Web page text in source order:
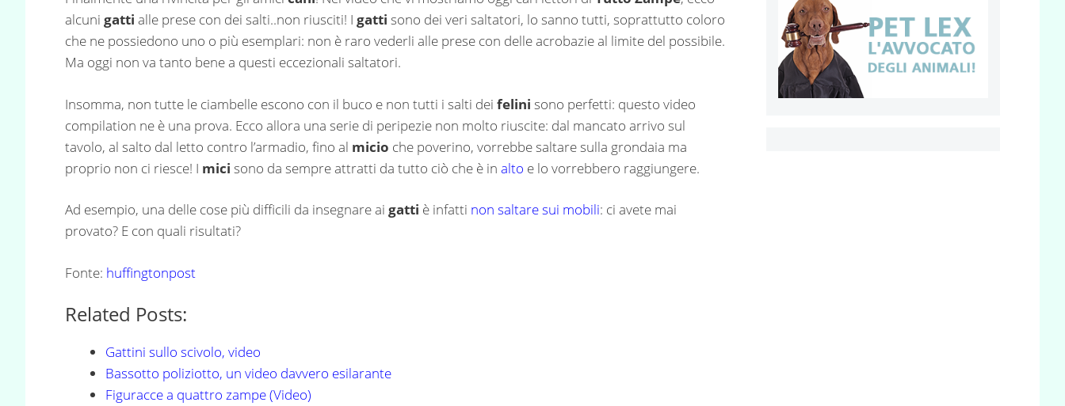
alcuni gatti alle prese con dei salti..non riusciti! I gatti sono dei veri saltatori, lo sanno tutti, soprattutto coloro
che ne possiedono uno o più esemplari: non è raro vederli alle prese con delle acrobazie al limite del possibile.
Ma oggi non va tanto bene a questi eccezionali saltatori.
Insomma, non tutte le ciambelle escono con il buco e non tutti i salti dei felini sono perfetti: questo video
compilation ne è una prova. Ecco allora una serie di peripezie non molto riuscite: dal mancato arrivo sul
tavolo, al salto dal letto contro l’armadio, fino al micio che poverino, vorrebbe saltare sulla grondaia ma
proprio non ci riesce! I mici sono da sempre attratti da tutto ciò che è in alto e lo vorrebbero raggiungere.
Ad esempio, una delle cose più difficili da insegnare ai gatti è infatti non saltare sui mobili: ci avete mai
provato? E con quali risultati?
Fonte: huffingtonpost
Related Posts:
Gattini sullo scivolo, video
Bassotto poliziotto, un video davvero esilarante
Figuracce a quattro zampe (Video)